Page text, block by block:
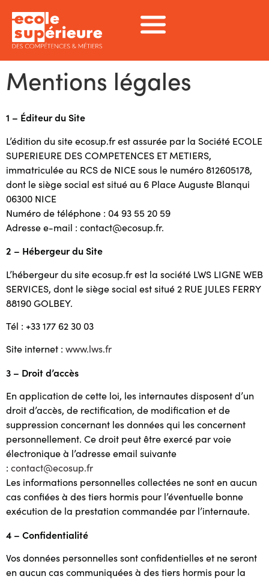
Mentions légales
1 – Éditeur du Site
L’édition du site ecosup.fr est assurée par la Société ECOLE
SUPERIEURE DES COMPETENCES ET METIERS,
immatriculée au RCS de NICE sous le numéro 812605178,
dont le siège social est situé au 6 Place Auguste Blanqui
06300 NICE
Numéro de téléphone : 04 93 55 20 59
Adresse e-mail : contact@ecosup.fr.
2 – Hébergeur du Site
L’hébergeur du site ecosup.fr est la société LWS LIGNE WEB
SERVICES, dont le siège social est situé 2 RUE JULES FERRY
88190 GOLBEY.
Tél : +33 177 62 30 03
Site internet : www.lws.fr
3 – Droit d’accès
En application de cette loi, les internautes disposent d’un
droit d’accès, de rectification, de modification et de
suppression concernant les données qui les concernent
personnellement. Ce droit peut être exercé par voie
électronique à l’adresse email suivante
: contact@ecosup.fr
Les informations personnelles collectées ne sont en aucun
cas confiées à des tiers hormis pour l’éventuelle bonne
exécution de la prestation commandée par l’internaute.
4 – Confidentialité
Vos données personnelles sont confidentielles et ne seront
en aucun cas communiquées à des tiers hormis pour la